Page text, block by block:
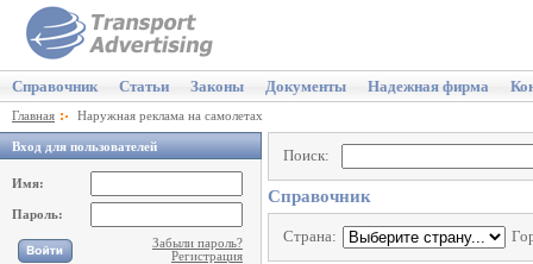
Справочник Статьи Законы Документы Надежная фирма
Главная Наружная реклама на самолетах
Вход для пользователей
Имя:
Пароль:
Забыли пароль?
Регистрация
Поиск:
Справочник
Страна: